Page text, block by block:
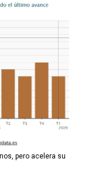
pero acelera su